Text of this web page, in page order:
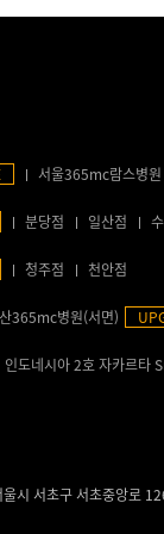
서울365mc람스병원
분당점 일산점
청주점 천안점
365mc병원(서면)
인도네시아 2호 자카르타
울시 서초구 서초중앙로